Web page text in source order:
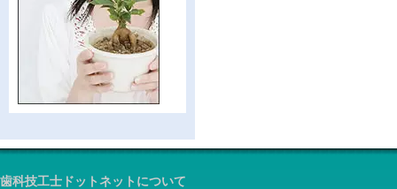
歯科技工士ドットネットについて